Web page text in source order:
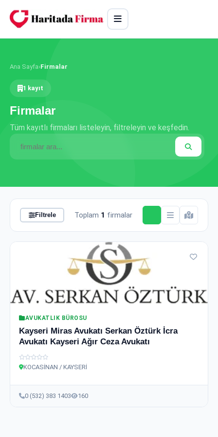
Ana Sayfa›Firmalar
1 kayıt
Firmalar
Tüm kayıtlı firmaları listeleyin, filtreleyin ve keşfedin.
Filtrele Toplam 1 firmalar
AVUKATLIK BÜROSU
Kayseri Miras Avukatı Serkan Öztürk İcra
Avukatı Kayseri Ağır Ceza Avukatı
KOCASİNAN / KAYSERİ
0 (532) 383 1403 160